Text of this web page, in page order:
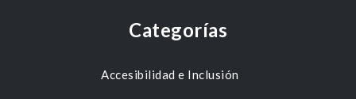
Categorías
Accesibilidad e Inclusión